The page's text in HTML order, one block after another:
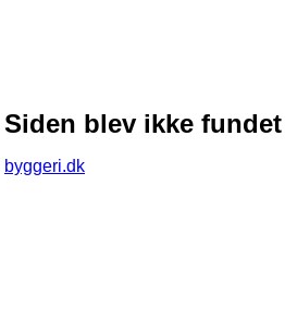
Siden blev ikke fundet
byggeri.dk